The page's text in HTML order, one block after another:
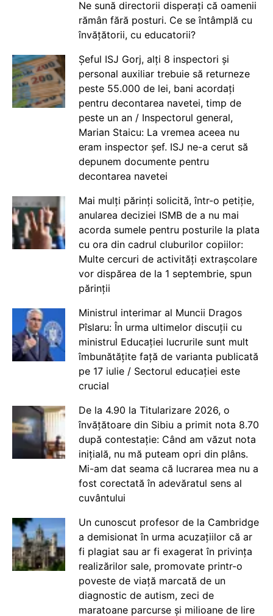
Ne sună directorii disperați că oamenii
rămân fără posturi. Ce se întâmplă cu
învățătorii, cu educatorii?
Șeful ISJ Gorj, alți 8 inspectori și
personal auxiliar trebuie să returneze
peste 55.000 de lei, bani acordați
pentru decontarea navetei, timp de
peste un an / Inspectorul general,
Marian Staicu: La vremea aceea nu
eram inspector șef. ISJ ne-a cerut să
depunem documente pentru
decontarea navetei
Mai mulți părinți solicită, într-o petiție,
anularea deciziei ISMB de a nu mai
acorda sumele pentru posturile la plata
cu ora din cadrul cluburilor copiilor:
Multe cercuri de activități extrașcolare
vor dispărea de la 1 septembrie, spun
părinții
Ministrul interimar al Muncii Dragos
Pîslaru: În urma ultimelor discuții cu
ministrul Educației lucrurile sunt mult
îmbunătățite față de varianta publicată
pe 17 iulie / Sectorul educației este
crucial
De la 4.90 la Titularizare 2026, o
învățătoare din Sibiu a primit nota 8.70
după contestație: Când am văzut nota
inițială, nu mă puteam opri din plâns.
Mi-am dat seama că lucrarea mea nu a
fost corectată în adevăratul sens al
cuvântului
Un cunoscut profesor de la Cambridge
a demisionat în urma acuzațiilor că ar
fi plagiat sau ar fi exagerat în privința
realizărilor sale, promovate printr-o
poveste de viață marcată de un
diagnostic de autism, zeci de
maratoane parcurse și milioane de lire